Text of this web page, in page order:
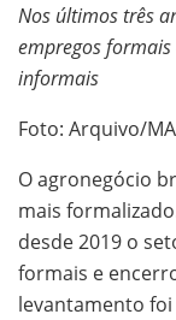
Nos últimos três
empregos
informais
Foto: Arquivo/
O agronegócio
mais
desde 2019 o
formais e
levantamento